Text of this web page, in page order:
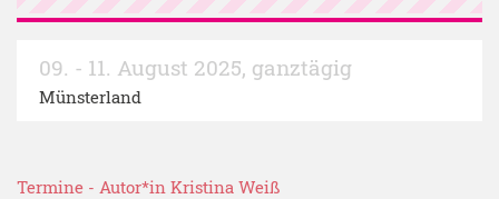
09. - 11. August 2025, ganztägig
Münsterland
Termine - Autor*in Kristina Weiß